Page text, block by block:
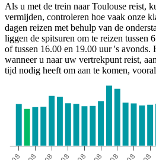
Als u met de trein naar Toulouse reist,
vermijden, controleren hoe vaak onze
dagen reizen met behulp van de
liggen de spitsuren om te reizen tussen
of tussen 16.00 en 19.00 uur 's avonds.
wanneer u naar uw vertrekpunt reist,
tijd nodig heeft om aan te komen,